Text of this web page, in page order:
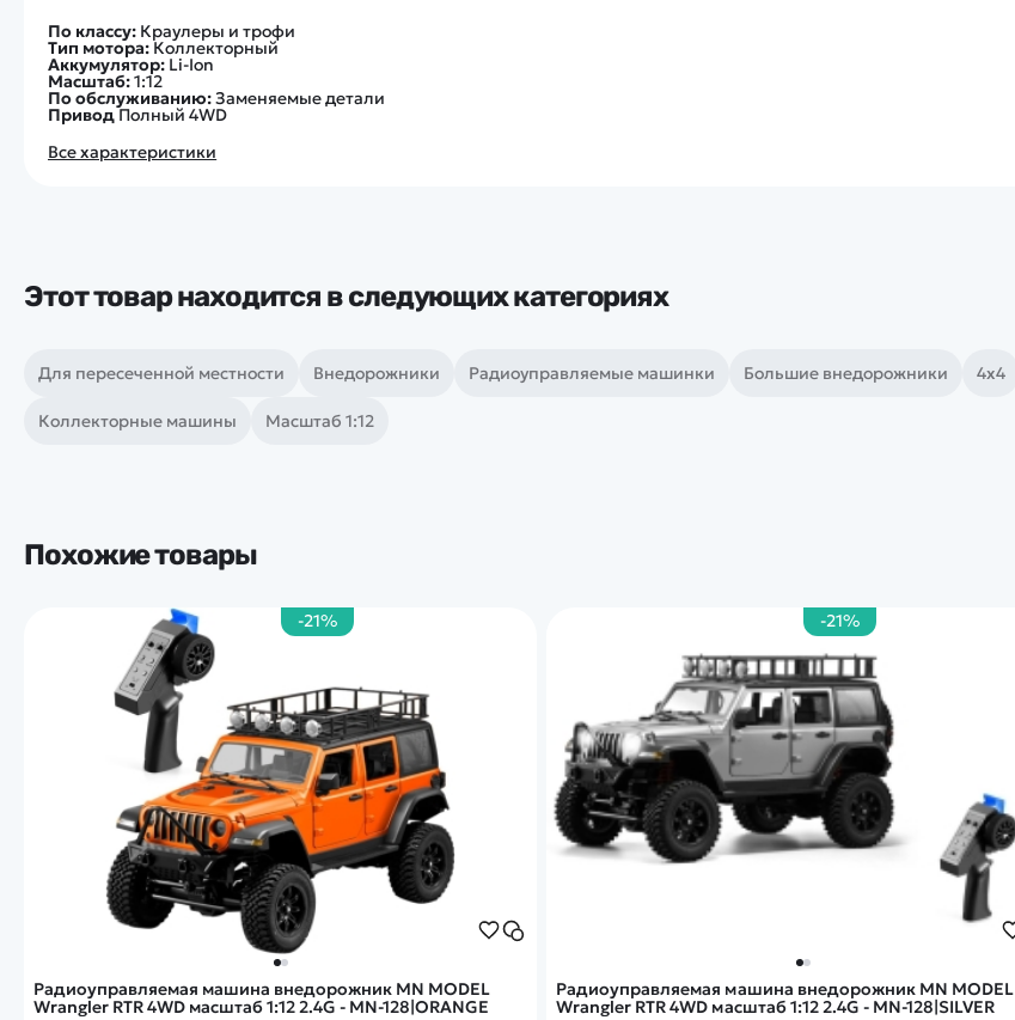
По классу: Краулеры и трофи
Тип мотора:Коллекторный
Аккумулятор: Li-Ion
Масштаб:1:12
По обслуживанию:Заменяемые детали
ПриводПолный 4WD
Все характеристики
Этот товар находится в следующих категориях
Для пересеченной местности Внедорожники Радиоуправляемые машинки Большие внедорожники 4х4
Коллекторные машины Масштаб 1:12
Похожие товары
-21%
Радиоуправляемая машина внедорожник MN MODEL
Wrangler RTR 4WD масштаб 1:12 2.4G - MN-128|ORANGE
-21%
Радиоуправляемая машина внедорожник MN MODEL
Wrangler RTR 4WD масштаб 1:12 2.4G - MN-128|SILVER